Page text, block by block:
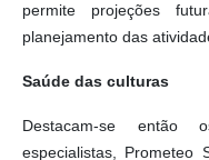
permite projeções
planejamento das
Saúde das culturas
Destacam-se então
especialistas, Prometeo